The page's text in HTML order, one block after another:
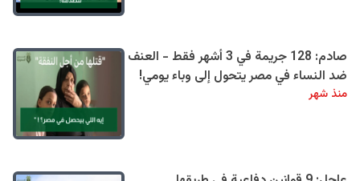
صادم: 128 جريمة في 3 أشهر فقط - العنف
ضد النساء في مصر يتحول إلى وباء يومي!
منذ شهر